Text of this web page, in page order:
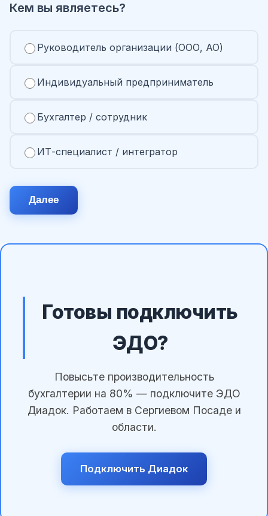
Кем вы являетесь?
Руководитель организации (ООО, АО)
Индивидуальный предприниматель
Бухгалтер / сотрудник
ИТ-специалист / интегратор
Далее
Готовы подключить
ЭДО?
Повысьте производительность
бухгалтерии на 80% — подключите ЭДО
Диадок. Работаем в Сергиевом Посаде и
области.
Подключить Диадок